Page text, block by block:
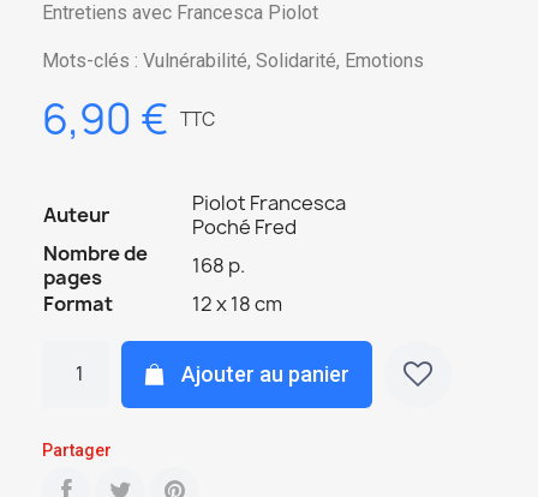
Entretiens avec Francesca Piolot
Mots-clés : Vulnérabilité, Solidarité, Emotions
6,90 € TTC
Auteur
Piolot Francesca
Poché Fred
Nombre de
pages
168 p.
Format
12 x 18 cm
Ajouter au panier
Partager